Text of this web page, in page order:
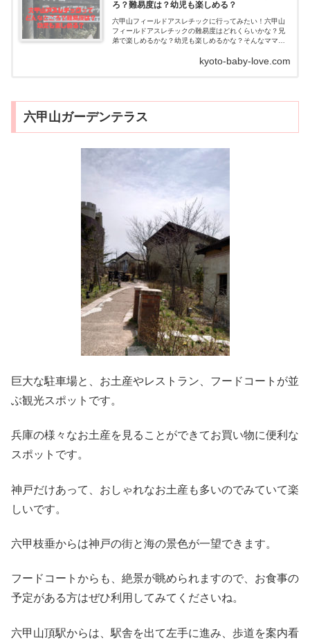
ろ？難易度は？幼児も楽しめる？
六甲山フィールドアスレチックに行ってみたい！六甲山
フィールドアスレチックの難易度はどれくらいかな？兄
弟で楽しめるかな？幼児も楽しめるかな？そんなママの
kyoto-baby-love.com
六甲山ガーデンテラス
巨大な駐車場と、お土産やレストラン、フードコートが並
ぶ観光スポットです。
兵庫の様々なお土産を見ることができてお買い物に便利な
スポットです。
神戸だけあって、おしゃれなお土産も多いのでみていて楽
しいです。
六甲枝垂からは神戸の街と海の景色が一望できます。
フードコートからも、絶景が眺められますので、お食事の
予定がある方はぜひ利用してみてくださいね。
六甲山頂駅からは、駅舎を出て左手に進み、歩道を案内看